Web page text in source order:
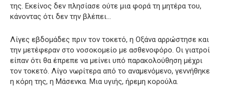
της. Εκείνος δεν πλησίασε ούτε μια φορά τη μητέρα του,
κάνοντας ότι δεν την βλέπει…
Λίγες εβδομάδες πριν τον τοκετό, η Οξάνα αρρώστησε και
την μετέφεραν στο νοσοκομείο με ασθενοφόρο. Οι γιατροί
είπαν ότι θα έπρεπε να μείνει υπό παρακολούθηση μέχρι
τον τοκετό. Λίγο νωρίτερα από το αναμενόμενο, γεννήθηκε
η κόρη της, η Μάσενκα. Μια υγιής, ήρεμη κορούλα.